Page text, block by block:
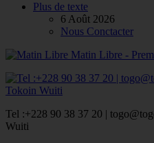
Plus de texte
6 Août 2026
Nous Conctacter
Matin Libre -
Tel :+228 90 38 37 20 |
Wuiti